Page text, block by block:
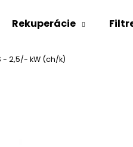
Rekuperácie
- 2,5/- kW (ch/k)
Čo potrebujete